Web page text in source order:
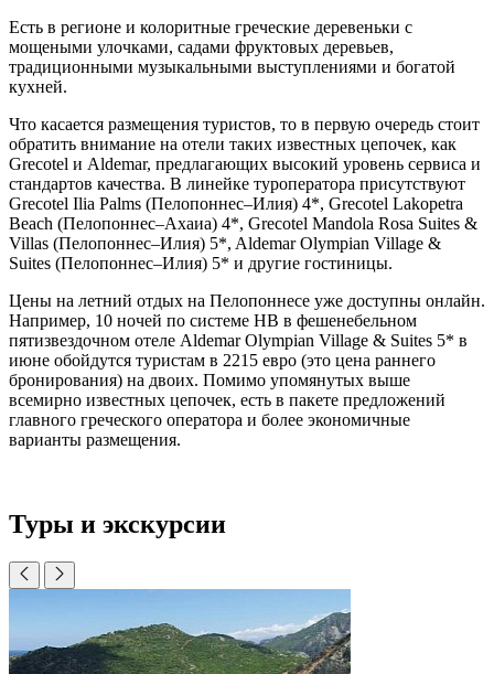
Есть в регионе и колоритные греческие деревеньки с
мощеными улочками, садами фруктовых деревьев,
традиционными музыкальными выступлениями и богатой
кухней.
Что касается размещения туристов, то в первую очередь стоит
обратить внимание на отели таких известных цепочек, как
Grecotel и Aldemar, предлагающих высокий уровень сервиса и
стандартов качества. В линейке туроператора присутствуют
Grecotel Ilia Palms (Пелопоннес–Илия) 4*, Grecotel Lakopetra
Beach (Пелопоннес–Ахаиа) 4*, Grecotel Mandola Rosa Suites &
Villas (Пелопоннес–Илия) 5*, Aldemar Olympian Village &
Suites (Пелопоннес–Илия) 5* и другие гостиницы.
Цены на летний отдых на Пелопоннесе уже доступны онлайн.
Например, 10 ночей по системе HB в фешенебельном
пятизвездочном отеле Aldemar Olympian Village & Suites 5* в
июне обойдутся туристам в 2215 евро (это цена раннего
бронирования) на двоих. Помимо упомянутых выше
всемирно известных цепочек, есть в пакете предложений
главного греческого оператора и более экономичные
варианты размещения.
Туры и экскурсии